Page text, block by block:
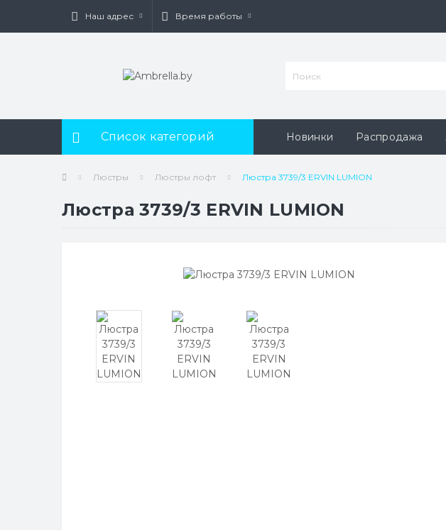
Наш адрес Время работы
Список категорий Новинки Распродажа
Люстры Люстры лофт Люстра 3739/3 ERVIN LUMION
Люстра 3739/3 ERVIN LUMION